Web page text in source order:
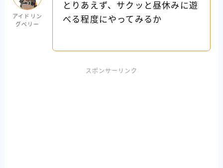
アイドリン
グベリー
とりあえず、サクッと昼休みに遊
べる程度にやってみるか
スポンサーリンク